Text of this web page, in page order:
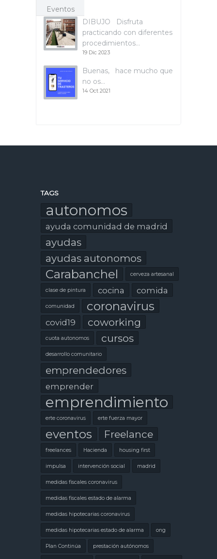
Eventos
DIBUJO Disfruta
practicando con diferentes
procedimientos…
19 Dic 2023
Buenas, hace mucho que
no os…
14 Oct 2021
TAGS
autonomos
ayuda comunidad de madrid
ayudas
ayudas autonomos
Carabanchel cerveza artesanal
clase de pintura cocina comida
comunidad coronavirus
covid19 coworking
cuota autonomos cursos
desarrollo comunitario
emprendedores
emprender
emprendimiento
erte coronavirus erte fuerza mayor
eventos Freelance
freelances Hacienda housing first
impulsa intervención social madrid
medidas fiscales coronavirus
medidas fiscales estado de alarma
medidas hipotecarias coronavirus
medidas hipotecarias estado de alarma ong
Plan Continúa prestación autónomos